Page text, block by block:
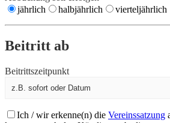
jährlich
halbjährlich vierteljährlich
Beitritt ab
Beitrittszeitpunkt
Ich / wir erkenne(n) die Vereinssatzung